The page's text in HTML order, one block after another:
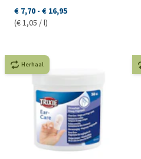
€ 7,70 - € 16,95
(€ 1,05 / l)
Herhaal